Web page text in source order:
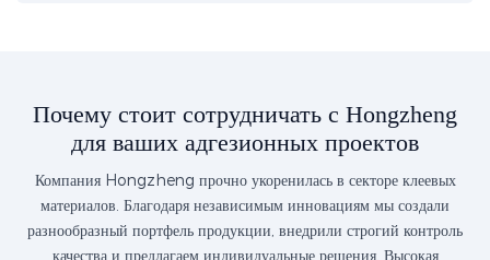
Почему стоит сотрудничать с Hongzheng
для ваших адгезионных проектов
Компания Hongzheng прочно укоренилась в секторе клеевых
материалов. Благодаря независимым инновациям мы создали
разнообразный портфель продукции, внедрили строгий контроль
качества и предлагаем индивидуальные решения. Высокая